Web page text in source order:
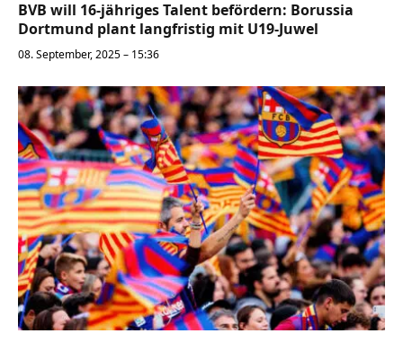
BVB will 16-jähriges Talent befördern: Borussia
Dortmund plant langfristig mit U19-Juwel
08. September, 2025 – 15:36